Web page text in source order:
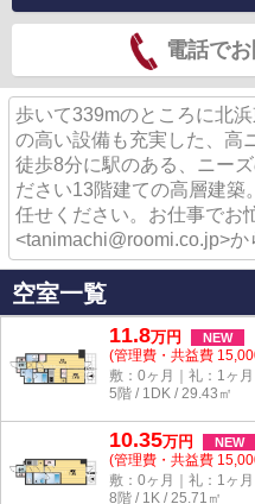
電話で
歩いて339mのところに北
の高い設備も充実した、高
徒歩8分に駅のある、ニー
ださい13階建ての高層建築
任せください。お仕事でお
<tanimachi@roomi.co.jp>か
空室一覧
11.8万円 NEW
(管理費・共益費
敷：0ヶ月｜礼：1ヶ月
5階 / 1DK / 29.43㎡
10.35万円 NEW
(管理費・共益費
敷：0ヶ月｜礼：1ヶ月
8階 / 1K / 25.71㎡